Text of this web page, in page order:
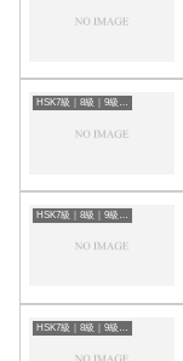
HSK7級｜8級｜9級レベルの中国語